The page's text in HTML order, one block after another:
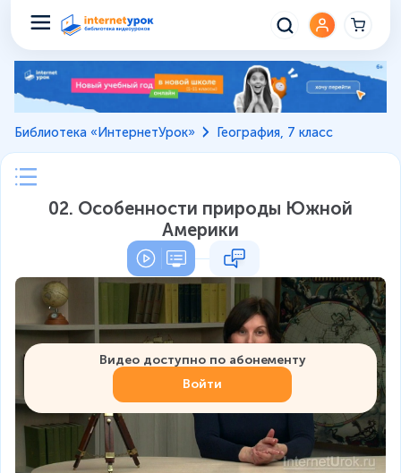
Библиотека «ИнтернетУрок» География, 7 класс
02. Особенности природы Южной
Америки
Видео доступно по абонементу
Войти